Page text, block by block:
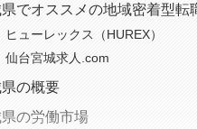
でオススメの地域密着型転
ヒューレックス（HUREX）
仙台宮城求人.com
の概要
の労働市場